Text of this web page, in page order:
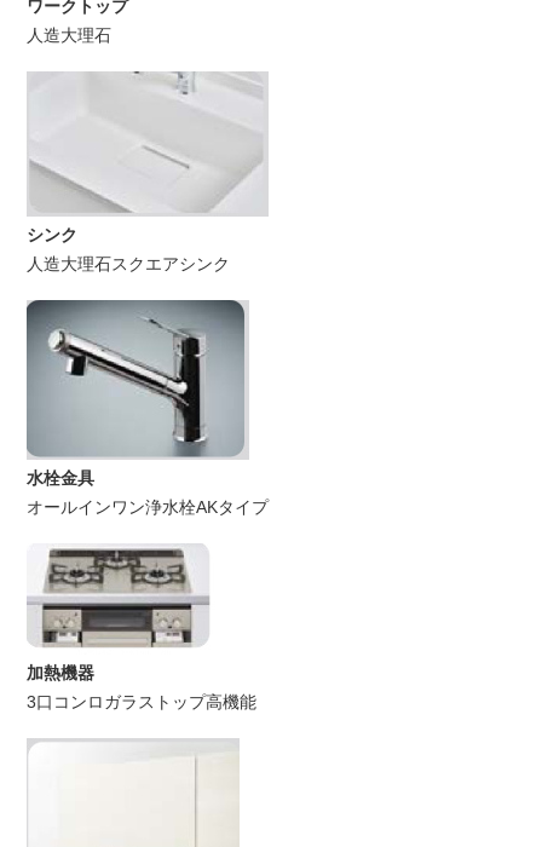
ワークトップ
人造大理石
シンク
人造大理石スクエアシンク
水栓金具
オールインワン浄水栓AKタイプ
加熱機器
3口コンロガラストップ高機能